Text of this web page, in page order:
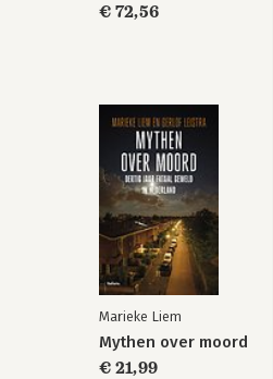
€ 72,56
Marieke Liem
Mythen over moord
€ 21,99